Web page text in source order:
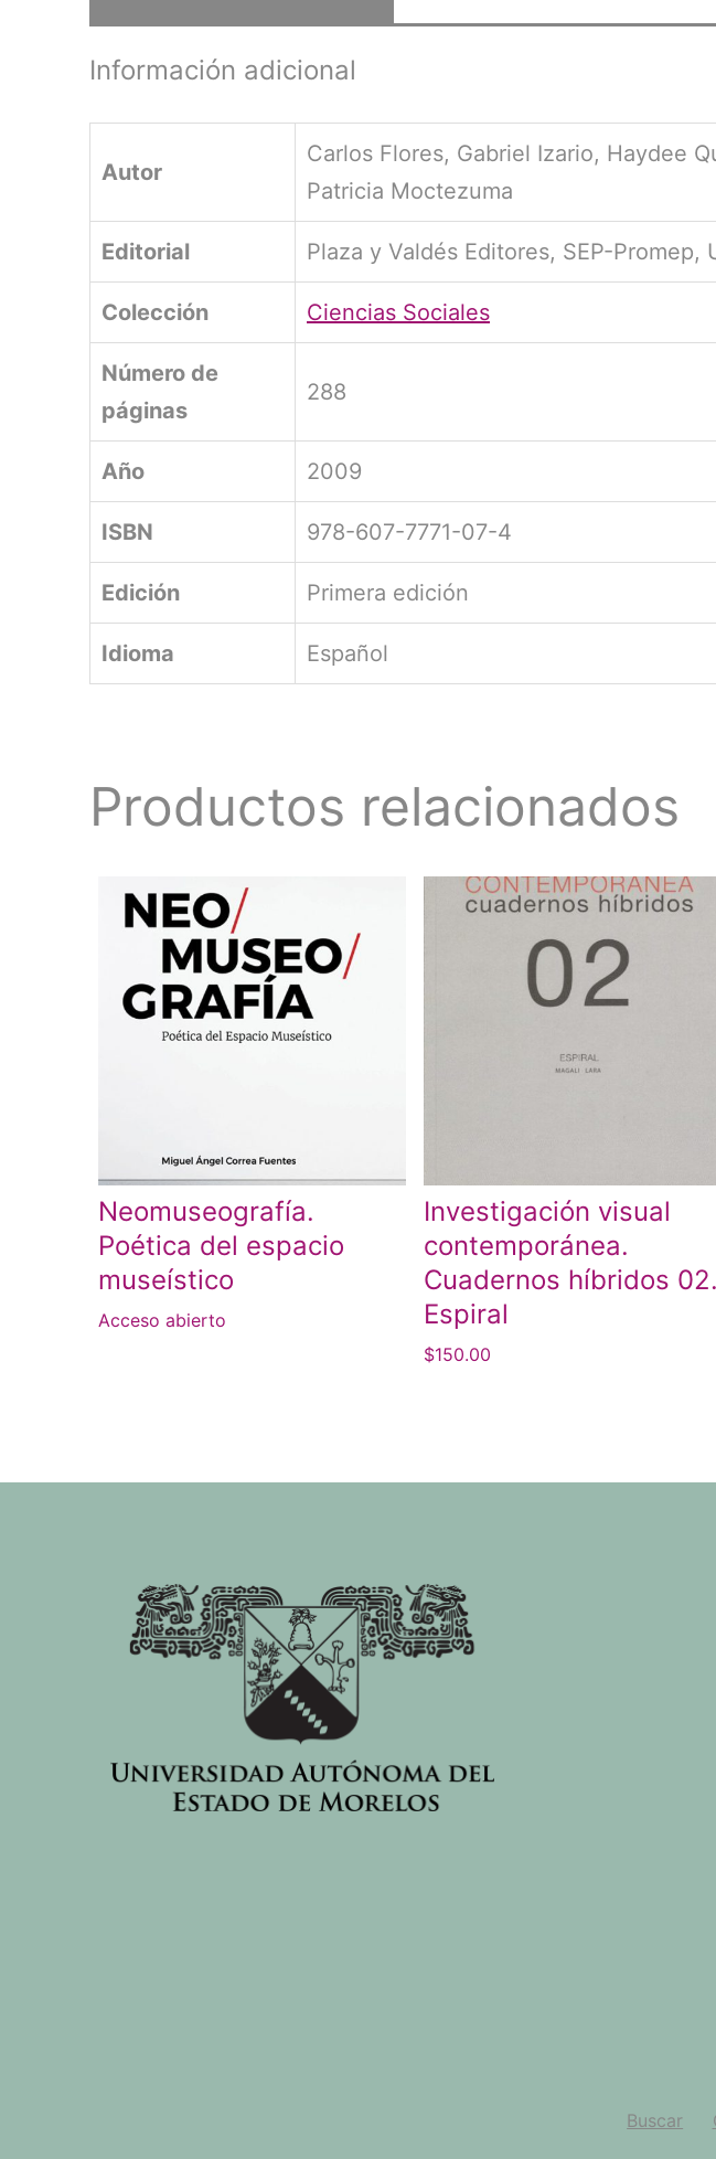
Información adicional
Autor
Carlos Flores, Gabriel Izario, Haydee
Patricia Moctezuma
Editorial Plaza y Valdés Editores, SEP-Promep,
Colección Ciencias Sociales
Número de
páginas
288
Año 2009
ISBN 978-607-7771-07-4
Edición Primera edición
Idioma Español
Productos relacionados
Neomuseografía.
Poética del espacio
museístico
Acceso abierto
Investigación visual
contemporánea.
Cuadernos híbridos 02.
Espiral
$150.00
Buscar